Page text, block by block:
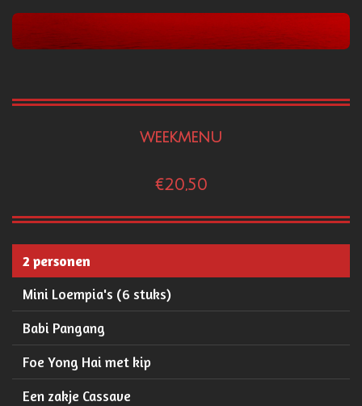
weekmenu
€20,50
2 personen
Mini Loempia's (6 stuks)
Babi Pangang
Foe Yong Hai met kip
Een zakje Cassave